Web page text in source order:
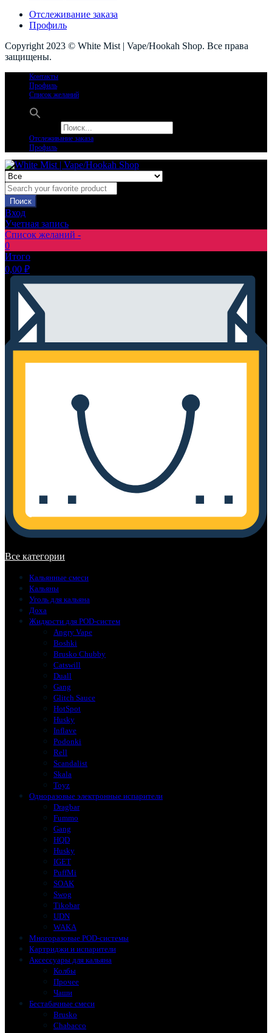
Отслеживание заказа
Профиль
Copyright 2023 © White Mist | Vape/Hookah Shop. Все права
защищены.
Контакты
Профиль
Список желаний
Отслеживание заказа
Профиль
Поиск
Вход
Учетная запись
Список желаний -
0
Итого
0,00 ₽
Все категории
Кальянные смеси
Кальяны
Уголь для кальяна
Доха
Жидкости для POD-систем
Angry Vape
Boshki
Brusko Chubby
Catswill
Duall
Gang
Glitch Sauce
HotSpot
Husky
Inflave
Podonki
Rell
Scandalist
Skala
Toyz
Одноразовые электронные испарители
Dragbar
Fummo
Gang
HQD
Husky
IGET
PuffMi
SOAK
Swog
Tikobar
UDN
WAKA
Многоразовые POD-системы
Картриджи и испарители
Аксессуары для кальяна
Колбы
Прочее
Чаши
Бестабачные смеси
Brusko
Chabacco